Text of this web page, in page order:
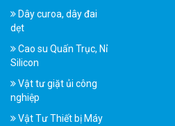
Dây curoa, dây đai
dẹt
Cao su Quấn Trục, Nỉ
Silicon
Vật tư giặt ủi công
nghiệp
Vật Tư Thiết bị Máy